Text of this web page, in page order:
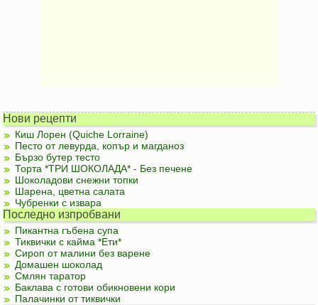
Нови рецепти
Киш Лорен (Quiche Lorraine)
Песто от левурда, копър и магданоз
Бързо бутер тесто
Торта *ТРИ ШОКОЛАДА* - Без печене
Шоколадови снежни топки
Шарена, цветна салата
Чубренки с извара
Последно изпробвани
Пикантна гъбена супа
Тиквички с кайма *Ети*
Сироп от малини без варене
Домашен шоколад
Смлян таратор
Баклава с готови обикновени кори
Палачинки от тиквички